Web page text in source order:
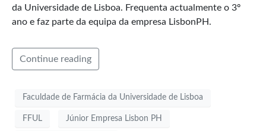
da Universidade de Lisboa. Frequenta actualmente o 3º
ano e faz parte da equipa da empresa LisbonPH.
Continue reading
Faculdade de Farmácia da Universidade de Lisboa
FFUL Júnior Empresa Lisbon PH